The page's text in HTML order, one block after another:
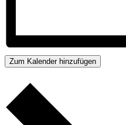
Zum Kalender hinzufügen